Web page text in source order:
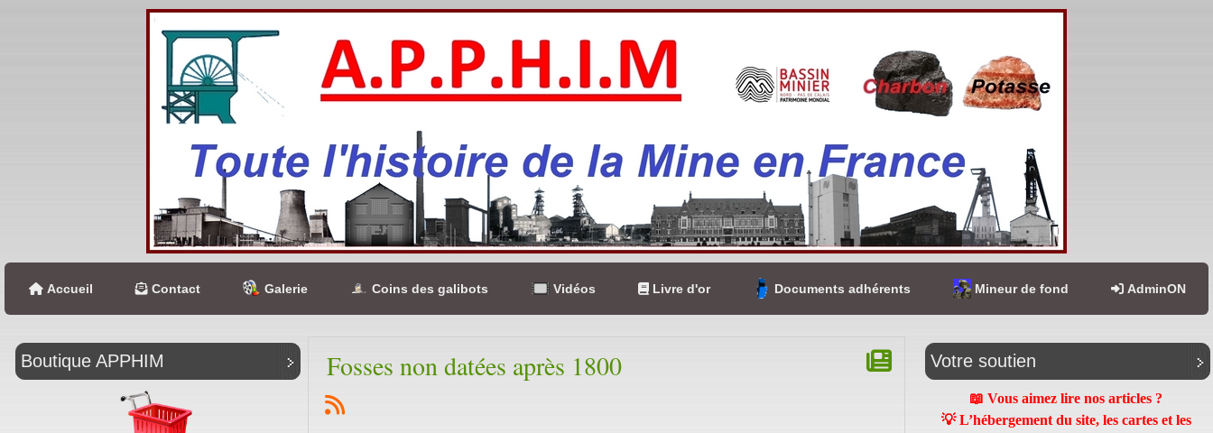
Accueil Contact Galerie Coins des galibots Vidéos Livre d'or Documents adhérents Mineur de fond AdminON
Boutique APPHIM Fosses non datées après 1800 Votre soutien
📖 Vous aimez lire nos articles ?
💡 L’hébergement du site, les cartes et les